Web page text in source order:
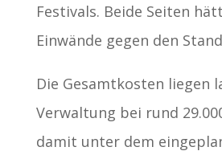
Festivals. Beide Seiten
Einwände gegen den
Die Gesamtkosten liegen
Verwaltung bei rund
damit unter dem